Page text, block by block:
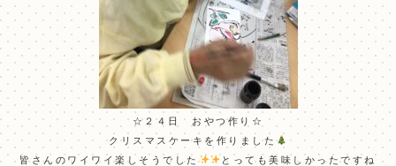
☆２４日 おやつ作り☆
クリスマスケーキを作りました
皆さんのワイワイ楽しそうでした
とっても美味しかったですね